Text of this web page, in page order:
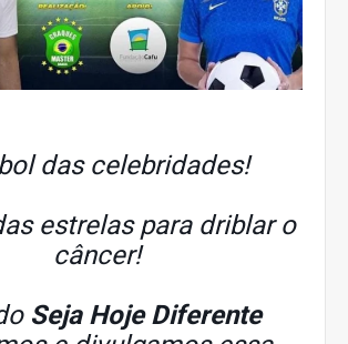
das celebridades!
estrelas para driblar o
câncer!
Seja Hoje Diferente